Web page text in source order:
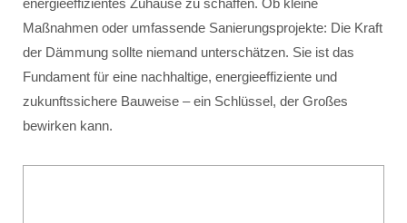
energieeffizientes Zuhause zu schaffen. Ob kleine
Maßnahmen oder umfassende Sanierungsprojekte: Die Kraft
der Dämmung sollte niemand unterschätzen. Sie ist das
Fundament für eine nachhaltige, energieeffiziente und
zukunftssichere Bauweise – ein Schlüssel, der Großes
bewirken kann.